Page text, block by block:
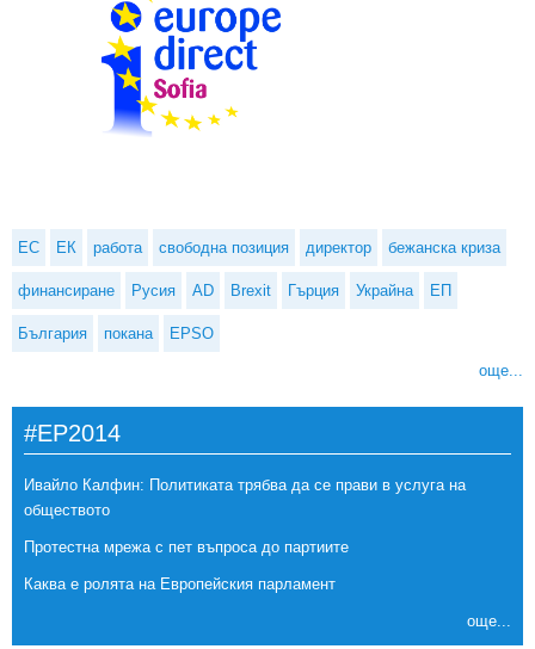
ЕС ЕК работа свободна позиция директор бежанска криза
финансиране Русия AD Brexit Гърция Украйна ЕП
България покана EPSO
още...
#EP2014
Ивайло Калфин: Политиката трябва да се прави в услуга на
обществото
Протестна мрежа с пет въпроса до партиите
Каква е ролята на Европейския парламент
още...